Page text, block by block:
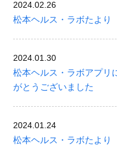
2024.02.26
松本ヘルス・ラボたより
2024.01.30
松本ヘルス・ラボアプ
がとうございました
2024.01.24
松本ヘルス・ラボたより